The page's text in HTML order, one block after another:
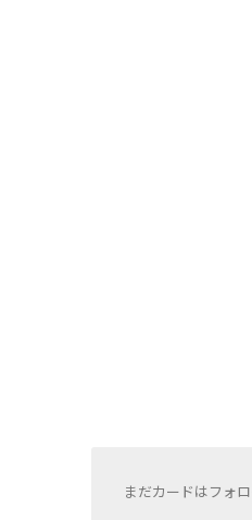
まだカードはフォ